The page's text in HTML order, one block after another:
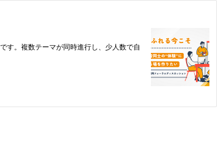
す。複数テーマが同時進行し、少人数で自